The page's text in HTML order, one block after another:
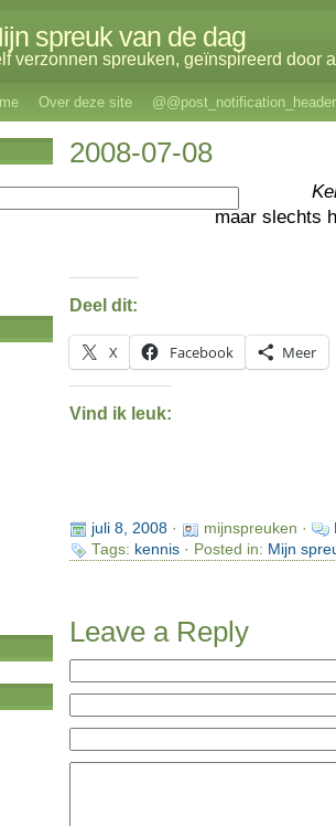
spreuk van de dag
verzonnen spreuken, geïnspireerd door
Over deze site @@post_notification_header
2008-07-08
maar slechts
Deel dit:
X Facebook Meer
Vind ik leuk:
juli 8, 2008· mijnspreuken ·
Tags: kennis· Posted in: Mijn
Leave a Reply